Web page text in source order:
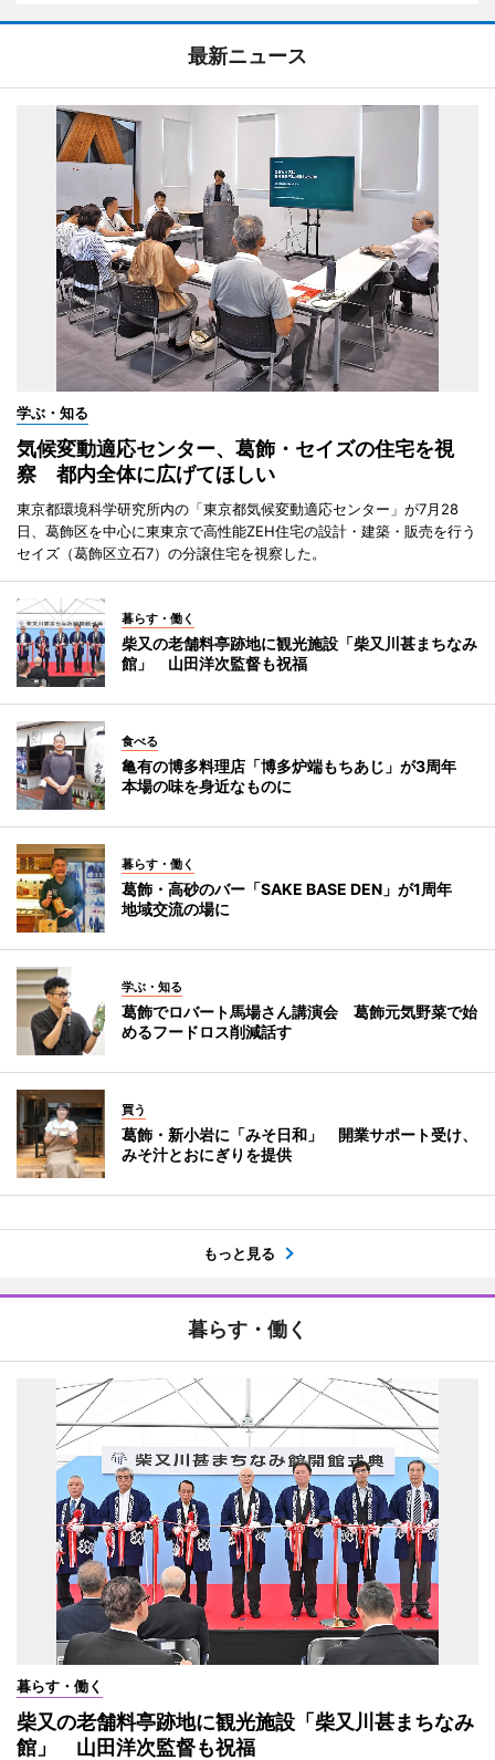
最新ニュース
学ぶ・知る
気候変動適応センター、葛飾・セイズの住宅を視
察 都内全体に広げてほしい
東京都環境科学研究所内の「東京都気候変動適応センター」が7月28
日、葛飾区を中心に東東京で高性能ZEH住宅の設計・建築・販売を行う
セイズ（葛飾区立石7）の分譲住宅を視察した。
暮らす・働く
柴又の老舗料亭跡地に観光施設「柴又川甚まちなみ
館」 山田洋次監督も祝福
食べる
亀有の博多料理店「博多炉端もちあじ」が3周年
本場の味を身近なものに
暮らす・働く
葛飾・高砂のバー「SAKE BASE DEN」が1周年
地域交流の場に
学ぶ・知る
葛飾でロバート馬場さん講演会 葛飾元気野菜で始
めるフードロス削減話す
買う
葛飾・新小岩に「みそ日和」 開業サポート受け、
みそ汁とおにぎりを提供
もっと見る
暮らす・働く
暮らす・働く
柴又の老舗料亭跡地に観光施設「柴又川甚まちなみ
館」 山田洋次監督も祝福